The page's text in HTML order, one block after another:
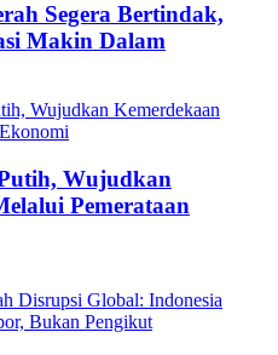
Segera Bertindak,
Makin Dalam
Wujudkan
Pemerataan